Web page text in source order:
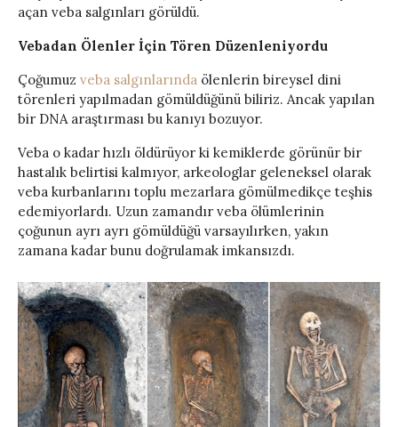
açan veba salgınları görüldü.
Vebadan Ölenler İçin Tören Düzenleniyordu
Çoğumuz veba salgınlarında ölenlerin bireysel dini
törenleri yapılmadan gömüldüğünü biliriz. Ancak yapılan
bir DNA araştırması bu kanıyı bozuyor.
Veba o kadar hızlı öldürüyor ki kemiklerde görünür bir
hastalık belirtisi kalmıyor, arkeologlar geleneksel olarak
veba kurbanlarını toplu mezarlara gömülmedikçe teşhis
edemiyorlardı. Uzun zamandır veba ölümlerinin
çoğunun ayrı ayrı gömüldüğü varsayılırken, yakın
zamana kadar bunu doğrulamak imkansızdı.